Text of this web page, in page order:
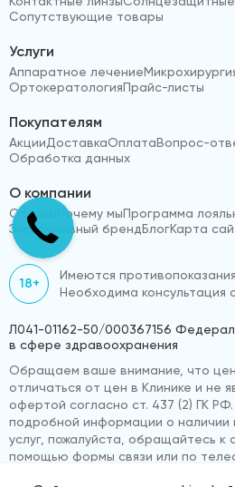
Сопутствующие товары
Услуги
Аппаратное лечение
ОртокератологияПрайс-листы
Покупателям
АкцииДоставкаОплатаВопрос-
Обработка данных
О компании
Отзывы Почему мыПрограмма
Эксклюзивный брендБлогКарта
18+
Имеются
Необходима консультация
Л041-01162-50/000367156
в сфере здравоохранения
Обращаем ваше внимание, что
отличаться от цен в Клинике и не
офертой согласно ст. 437 (2) ГК
подробной информации о наличии
услуг, пожалуйста, обращайтесь к
помощью формы связи или по